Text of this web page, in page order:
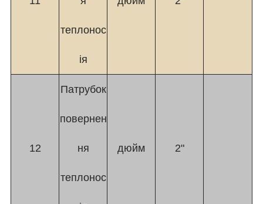
теплонос
ія
12
Патрубок
повернен
ня
теплонос
дюйм 2"